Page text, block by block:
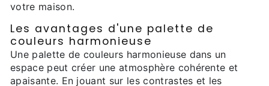
votre maison.
Les avantages d'une palette de
couleurs harmonieuse
Une palette de couleurs harmonieuse dans un
espace peut créer une atmosphère cohérente et
apaisante. En jouant sur les contrastes et les